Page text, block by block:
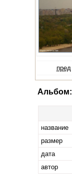
пред
Альбом:
название
размер
дата
автор